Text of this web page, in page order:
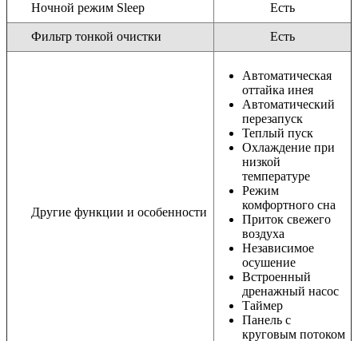
Ночной режим Sleep Есть
Фильтр тонкой очистки Есть
Другие функции и особенности
Автоматическая
оттайка инея
Автоматический
перезапуск
Теплый пуск
Охлаждение при
низкой
температуре
Режим
комфортного сна
Приток свежего
воздуха
Независимое
осушение
Встроенный
дренажный насос
Таймер
Панель с
круговым потоком